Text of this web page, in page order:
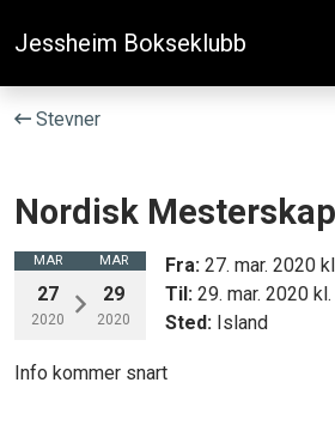
Jessheim Bokseklubb
Stevner
Nordisk Mesterskap
MAR
27
2020
MAR
29
2020
Fra: 27. mar. 2020
Til: 29. mar. 2020
Sted: Island
Info kommer snart